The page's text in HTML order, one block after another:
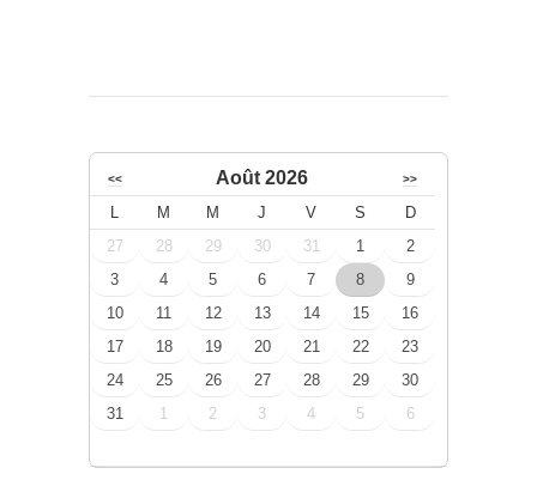
<< Août 2026 >>
M M J V S
D
27
28 29 30 31 1
2
3
4 5 6 7 8
9
10
11 12 13 14 15
16
17
18 19 20 21 22
23
24
25 26 27 28 29
30
31
1 2 3 4 5 6